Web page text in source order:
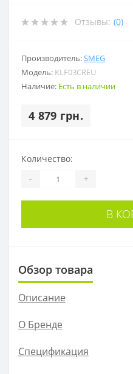
Отзывы: (0)
Производитель:SMEG
Модель: KLF03CREU
Наличие: Есть в наличии
4 879 грн.
Количество:
- +
В
Обзор товара
Описание
О Бренде
Спецификация